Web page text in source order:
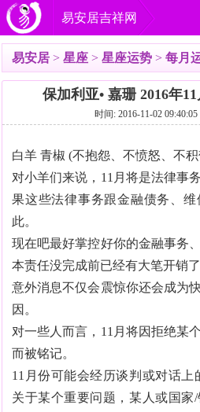
易安居吉祥网
易安居 > 星座 > 星座运势 > 每月
保加利亚• 嘉珊 2016年
时间: 2016-11-02
白羊 青椒 (不抱怨、不愤怒、不
对小羊们来说，11月将是法律事
果这些法律事务跟金融债务、
此。
现在吧最好掌控好你的金融事务
本责任没完成前已经有大笔开销
意外消息不仅会震惊你还会成为
因。
对一些人而言，11月将因拒绝某
而被铭记。
11月份可能会经历谈判或对话
关于某个重要问题，某人或国